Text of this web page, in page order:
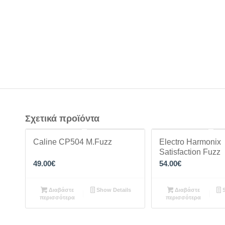
Σχετικά προϊόντα
Caline CP504 M.Fuzz
49.00€
Διαβάστε
περισσότερα
Show Details
Electro Harmonix
Satisfaction Fuzz
54.00€
Διαβάστε
περισσότερα